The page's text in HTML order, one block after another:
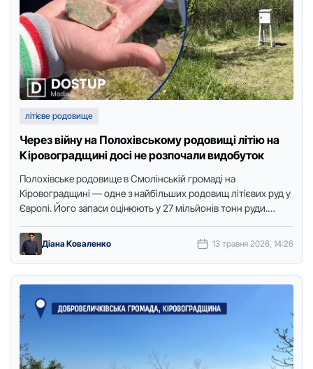
літієве родовище
Через війну на Полохівському родовищі літію на
Кіровоградщині досі не розпочали видобуток
Полохівське родовище в Смолінській громаді на
Кіровоградщині — одне з найбільших родовищ літієвих руд у
Європі. Його запаси оцінюють у 27 мільйонів тонн руди.
Діана Коваленко 13 травня 2026, 14:26